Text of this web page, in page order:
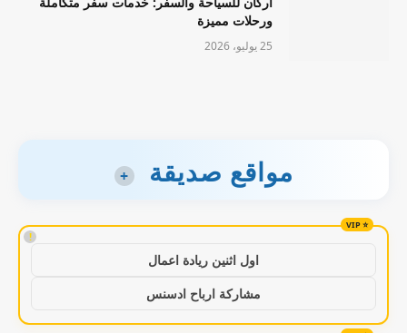
ورحلات مميزة
25 يوليو، 2026
مواقع صديقة +
!
اول اثنين ريادة اعمال
مشاركة ارباح ادسنس